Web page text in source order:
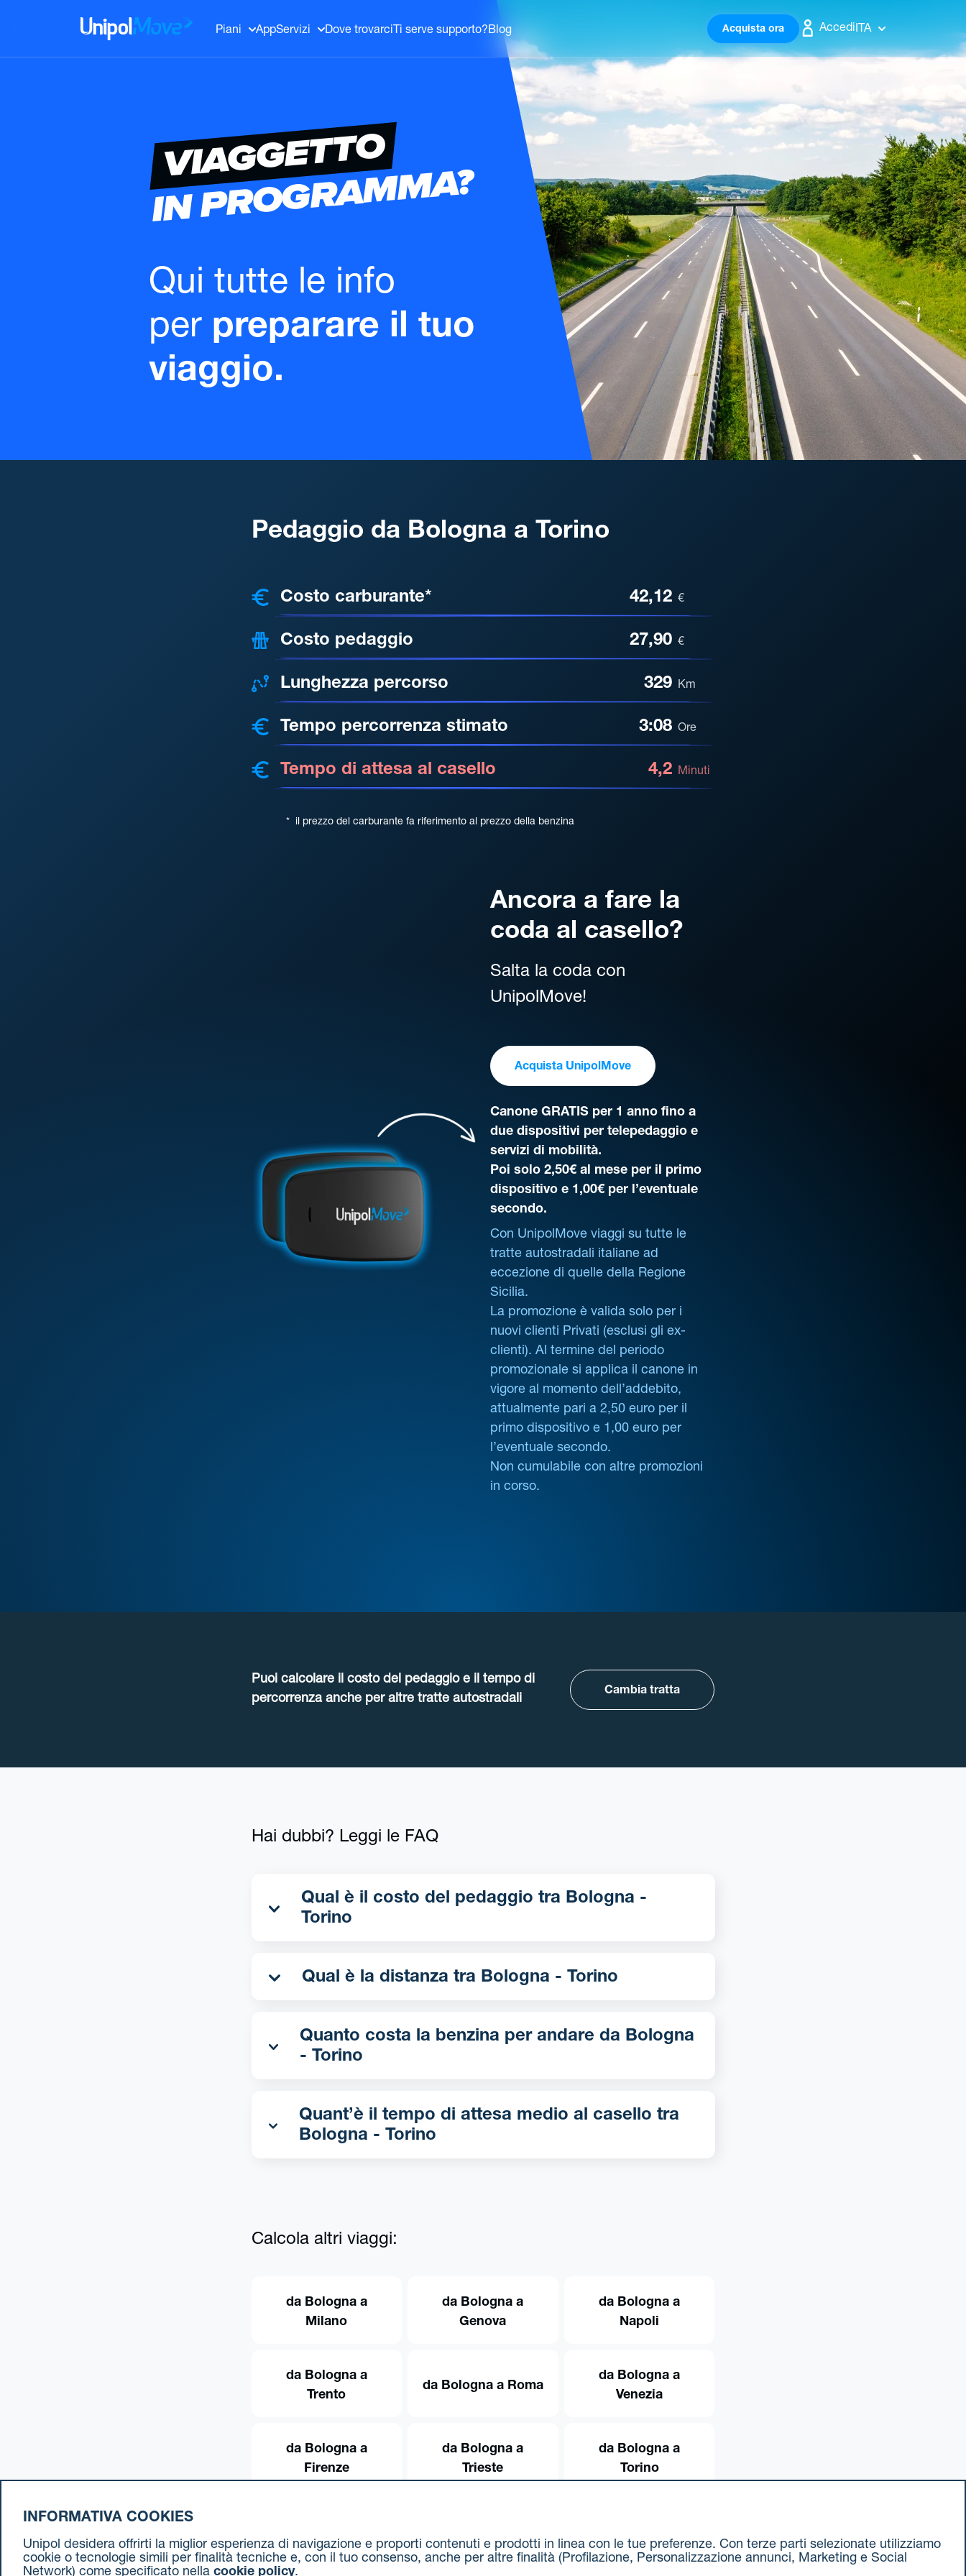
UnipolMove Piani AppServizi Dove trovarci Ti serve supporto?Blog Acquista ora AccediITA
VIAGGETTO
IN PROGRAMMA?
Qui tutte le info
per preparare il tuo
viaggio.
Pedaggio da Bologna a Torino
Costo carburante* 42,12 €
Costo pedaggio 27,90 €
Lunghezza percorso 329 Km
Tempo percorrenza stimato 3:08 Ore
Tempo di attesa al casello 4,2 Minuti
* il prezzo del carburante fa riferimento al prezzo della benzina
Ancora a fare la
coda al casello?
Salta la coda con
UnipolMove!
Acquista UnipolMove
Canone GRATIS per 1 anno fino a
due dispositivi per telepedaggio e
servizi di mobilità.
Poi solo 2,50€ al mese per il primo
dispositivo e 1,00€ per l’eventuale
secondo.
Con UnipolMove viaggi su tutte le
tratte autostradali italiane ad
eccezione di quelle della Regione
Sicilia.
La promozione è valida solo per i
nuovi clienti Privati (esclusi gli ex-
clienti). Al termine del periodo
promozionale si applica il canone in
vigore al momento dell’addebito,
attualmente pari a 2,50 euro per il
primo dispositivo e 1,00 euro per
l’eventuale secondo.
Non cumulabile con altre promozioni
in corso.
Puoi calcolare il costo del pedaggio e il tempo di
percorrenza anche per altre tratte autostradali
Cambia tratta
Hai dubbi? Leggi le FAQ
Qual è il costo del pedaggio tra Bologna -
Torino
Qual è la distanza tra Bologna - Torino
Quanto costa la benzina per andare da Bologna
- Torino
Quant’è il tempo di attesa medio al casello tra
Bologna - Torino
Calcola altri viaggi:
da Bologna a
Milano
da Bologna a
Genova
da Bologna a
Napoli
da Bologna a
Trento
da Bologna a Roma
da Bologna a
Venezia
da Bologna a
Firenze
da Bologna a
Trieste
da Bologna a
Torino
INFORMATIVA COOKIES
Unipol desidera offrirti la miglior esperienza di navigazione e proporti contenuti e prodotti in linea con le tue preferenze. Con terze parti selezionate utilizziamo
cookie o tecnologie simili per finalità tecniche e, con il tuo consenso, anche per altre finalità (Profilazione, Personalizzazione annunci, Marketing e Social
Network) come specificato nella cookie policy.